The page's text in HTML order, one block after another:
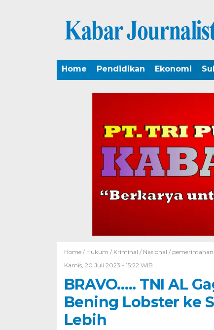
Home Pendidikan Ekonomi
Home / Hukum / Kriminal / Nasional / pemerintahan
Kamis, 20 Juli 2023 - 15:22 WIB
BRAVO….. TNI AL
Bening Lobster ke
Lebih